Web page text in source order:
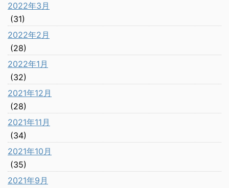
2022年3月
(31)
2022年2月
(28)
2022年1月
(32)
2021年12月
(28)
2021年11月
(34)
2021年10月
(35)
2021年9月